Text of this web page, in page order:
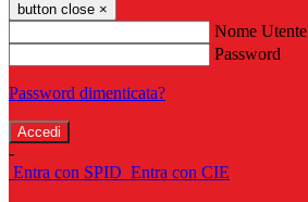
button close ×
Nome Utente
Password
Password dimenticata?
-
Entra con SPID Entra con CIE